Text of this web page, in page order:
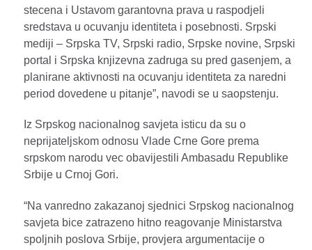
stecena i Ustavom garantovna prava u raspodjeli
sredstava u ocuvanju identiteta i posebnosti. Srpski
mediji – Srpska TV, Srpski radio, Srpske novine, Srpski
portal i Srpska knjizevna zadruga su pred gasenjem, a
planirane aktivnosti na ocuvanju identiteta za naredni
period dovedene u pitanje”, navodi se u saopstenju.
Iz Srpskog nacionalnog savjeta isticu da su o
neprijateljskom odnosu Vlade Crne Gore prema
srpskom narodu vec obavijestili Ambasadu Republike
Srbije u Crnoj Gori.
“Na vanredno zakazanoj sjednici Srpskog nacionalnog
savjeta bice zatrazeno hitno reagovanje Ministarstva
spoljnih poslova Srbije, provjera argumentacije o